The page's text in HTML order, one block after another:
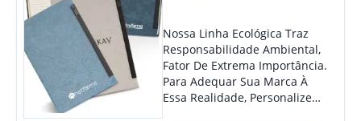
Nossa Linha Ecológica Traz
Responsabilidade Ambiental,
Fator De Extrema Importância.
Para Adequar Sua Marca À
Essa Realidade, Personalize